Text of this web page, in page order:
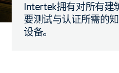
Intertek拥有对所有建
要测试与认证所需的
设备。